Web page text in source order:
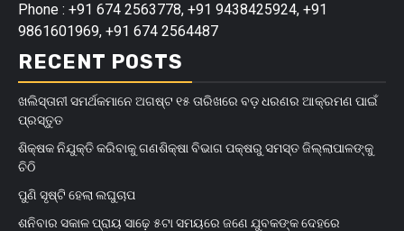
Phone : +91 674 2563778, +91 9438425924, +91
9861601969, +91 674 2564487
RECENT POSTS
ଖଲିସ୍ତାନୀ ସମର୍ଥକମାନେ ଅଗଷ୍ଟ ୧୫ ତାରିଖରେ ବଡ଼ ଧରଣର ଆକ୍ରମଣ ପାଇଁ
ପ୍ରସ୍ତୁତ
ଶିକ୍ଷକ ନିଯୁକ୍ତି କରିବାକୁ ଗଣଶିକ୍ଷା ବିଭାଗ ପକ୍ଷରୁ ସମସ୍ତ ଜିଲ୍ଲାପାଳଙ୍କୁ
ଚିଠି
ପୁଣି ସୃଷ୍ଟି ହେଲା ଲଘୁଚାପ
ଶନିବାର ସକାଳ ପ୍ରାୟ ସାଢ଼େ ୫ଟା ସମୟରେ ଜଣେ ଯୁବକଙ୍କ ଦେହରେ